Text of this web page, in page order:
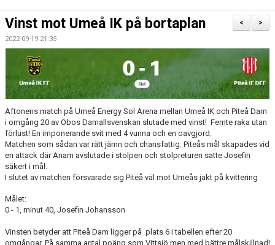
KALENDER
MATCHER
MATCHER & SERIETABELL
>
<
Vinst mot Umeå IK på bortaplan
2022-09-19 21:35
Aftonens match på Umeå Energy Sol Arena mellan Umeå IK och Piteå Dam
i omgång 20 av Obos Damallsvenskan slutade med vinst! Femte raka utan
förlust! En imponerande svit med 4 vunna och en oavgjord.
Matchen som sådan var rätt jämn och chansfattig. Piteås mål skapades vid
en attack där Anam avslutade i stolpen och stolpreturen satte Josefin
säkert i mål.
I slutet av matchen försvarade sig Piteå väl mot Umeås jakt på kvittering
Målet:
0 - 1, minut 40, Josefin Johansson
Vinsten betyder att Piteå Dam ligger på plats 6 i tabellen efter 20
omgångar. På samma antal poäng som Vittsjö men med bättre målskillnad!